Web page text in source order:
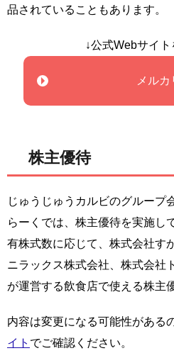
品されていることもあります。
↓公式Webサイ
メルカ
株主優待
じゅうじゅうカルビのグループ
らーくでは、株主優待を実施し
有株式数に応じて、株式会社す
ニラックス株式会社、株式会社
が運営する飲食店で使える株主
内容は変更になる可能性がある
イト でご確認ください。